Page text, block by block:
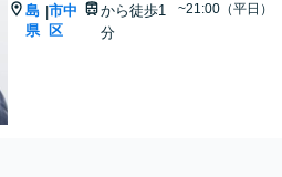
島
県
|市中
区
から徒歩1
分
~21:00（平日）